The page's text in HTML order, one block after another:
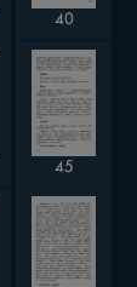
40
45